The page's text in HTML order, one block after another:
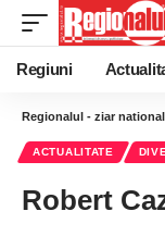
Regiuni
Regionalul - ziar national
ACTUALITATE
Robert